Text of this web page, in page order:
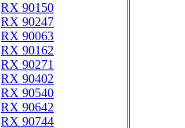
RX 90150
RX 90247
RX 90063
RX 90162
RX 90271
RX 90402
RX 90540
RX 90642
RX 90744